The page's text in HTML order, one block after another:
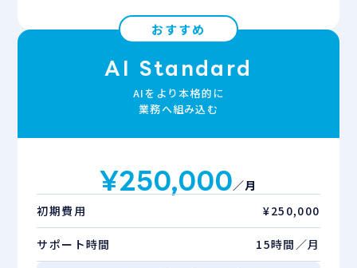
おすすめ
AI Standard
AIをより本格的に
業務へ組み込む
¥250,000／月
初期費用
¥250,000
サポート時間 15時間／月